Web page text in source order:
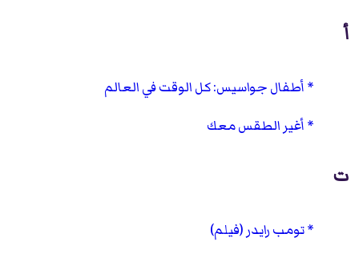
أ
أطفال جواسيس: كل الوقت في العالم
أغير الطقس معك
ت
تومب رايدر (فيلم)